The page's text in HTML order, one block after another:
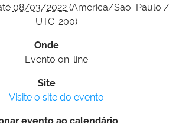
08/03/2022 (America/Sao_Paulo /
UTC-200)
Onde
Evento on-line
Site
Visite o site do evento